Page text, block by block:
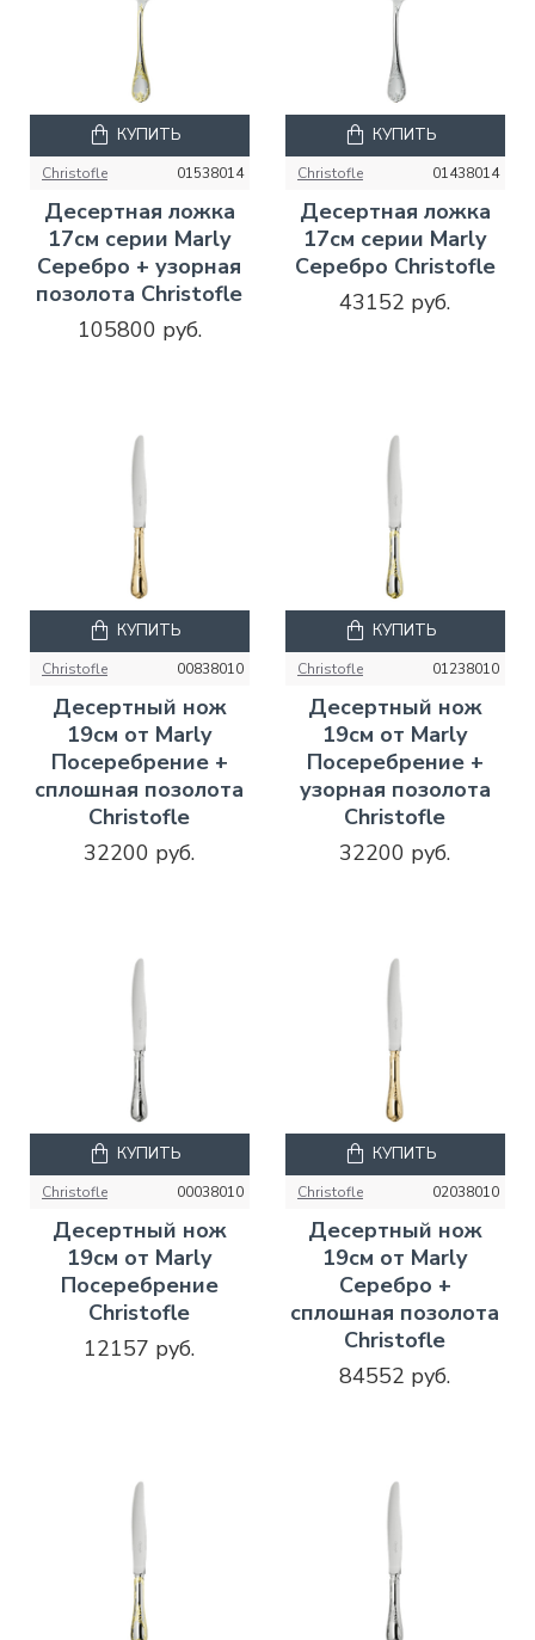
Christofle 01538014
Десертная ложка
17см серии Marly
Серебро + узорная
позолота Christofle
105800 руб.
КУПИТЬ
Christofle 01438014
Десертная ложка
17см серии Marly
Серебро Christofle
43152 руб.
КУПИТЬ
Christofle 00838010
Десертный нож
19см от Marly
Посеребрение +
сплошная позолота
Christofle
32200 руб.
КУПИТЬ
Christofle 01238010
Десертный нож
19см от Marly
Посеребрение +
узорная позолота
Christofle
32200 руб.
КУПИТЬ
Christofle 00038010
Десертный нож
19см от Marly
Посеребрение
Christofle
12157 руб.
КУПИТЬ
Christofle 02038010
Десертный нож
19см от Marly
Серебро +
сплошная позолота
Christofle
84552 руб.
КУПИТЬ